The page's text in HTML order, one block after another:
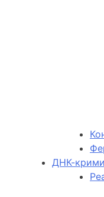
ДНК-